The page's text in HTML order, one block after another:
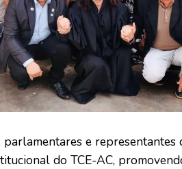
e representantes
do TCE-AC,